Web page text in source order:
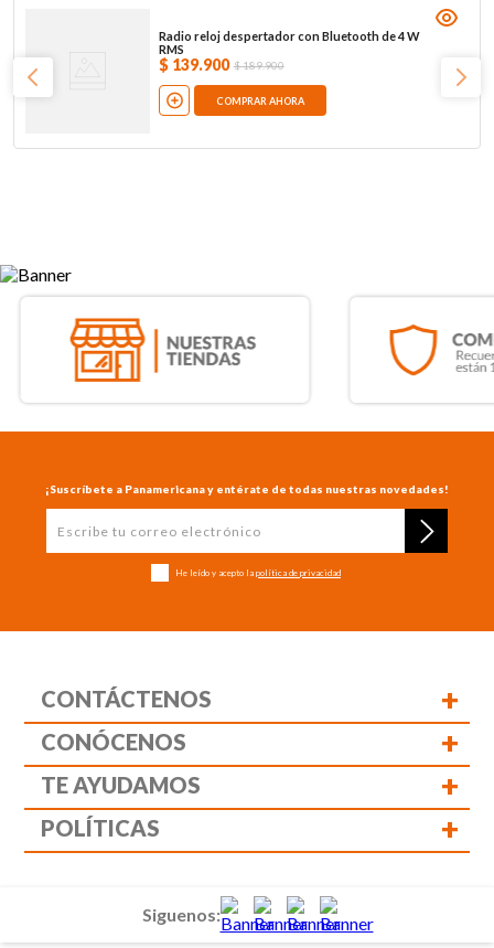
Radio reloj despertador con Bluetooth de 4 W
RMS
$ 139.900 $189.900
COMPRAR AHORA
¡Suscríbete a Panamericana y entérate de todas nuestras novedades!
He leído y acepto la política de privacidad
CONTÁCTENOS +
CONÓCENOS +
TE AYUDAMOS +
POLÍTICAS +
Siguenos: